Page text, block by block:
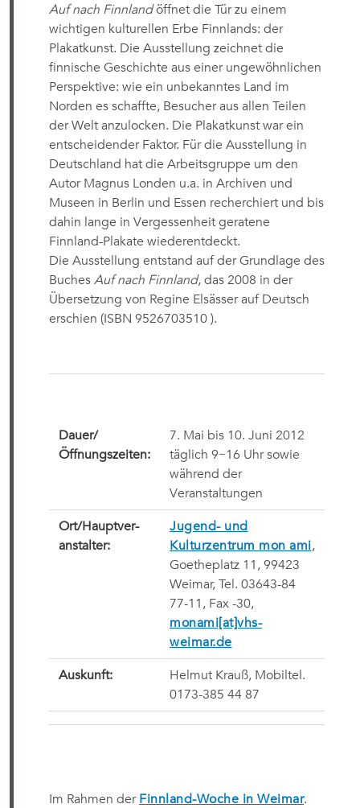
Auf nach Finnlandöffnet die Tür zu einem
wichtigen kulturellen Erbe Finnlands: der
Plakatkunst. Die Ausstellung zeichnet die
finnische Geschichte aus einer ungewöhnlichen
Perspektive: wie ein unbekanntes Land im
Norden es schaffte, Besucher aus allen Teilen
der Welt anzulocken. Die Plakatkunst war ein
entscheidender Faktor. Für die Ausstellung in
Deutschland hat die Arbeitsgruppe um den
Autor Magnus Londen u.a. in Archiven und
Museen in Berlin und Essen recherchiert und bis
dahin lange in Vergessenheit geratene
Finnland-Plakate wiederentdeckt.
Die Ausstellung entstand auf der Grundlage des
Buches Auf nach Finnland, das 2008 in der
Übersetzung von Regine Elsässer auf Deutsch
erschien (ISBN 9526703510 ).
Dauer/
Öffnungszeiten:
7. Mai bis 10. Juni 2012
täglich 9−16 Uhr sowie
während der
Veranstaltungen
Ort/Hauptver-
anstalter:
Jugend- und
Kulturzentrum mon ami,
Goetheplatz 11, 99423
Weimar, Tel. 03643-84
77-11, Fax -30,
monami[at]vhs-
weimar.de
Auskunft:
Helmut Krauß, Mobiltel.
0173-385 44 87
Im Rahmen der Finnland-Woche in Weimar.